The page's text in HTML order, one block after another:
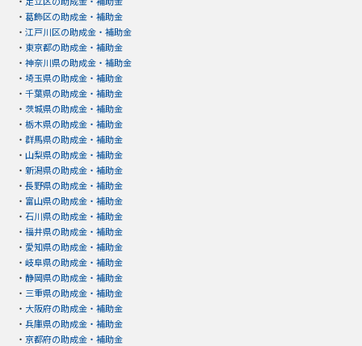
・ 葛飾区の助成金・補助金
・ 江戸川区の助成金・補助金
・ 東京都の助成金・補助金
・ 神奈川県の助成金・補助金
・ 埼玉県の助成金・補助金
・ 千葉県の助成金・補助金
・ 茨城県の助成金・補助金
・ 栃木県の助成金・補助金
・ 群馬県の助成金・補助金
・ 山梨県の助成金・補助金
・ 新潟県の助成金・補助金
・ 長野県の助成金・補助金
・ 富山県の助成金・補助金
・ 石川県の助成金・補助金
・ 福井県の助成金・補助金
・ 愛知県の助成金・補助金
・ 岐阜県の助成金・補助金
・ 静岡県の助成金・補助金
・ 三重県の助成金・補助金
・ 大阪府の助成金・補助金
・ 兵庫県の助成金・補助金
・ 京都府の助成金・補助金